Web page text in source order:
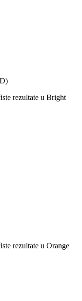
rezultate u Bright
rezultate u Orange